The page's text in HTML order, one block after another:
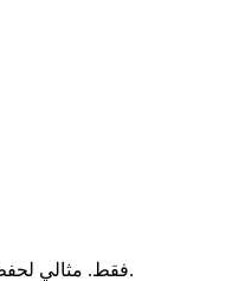
لا يمكنك تحميل الفيديو فحسب، بل يمكنك أيضاً استخراج صوت تيك توك بصيغة Mp3 فقط. مثالي لحفظ الأغاني والأصوات الرائجة.